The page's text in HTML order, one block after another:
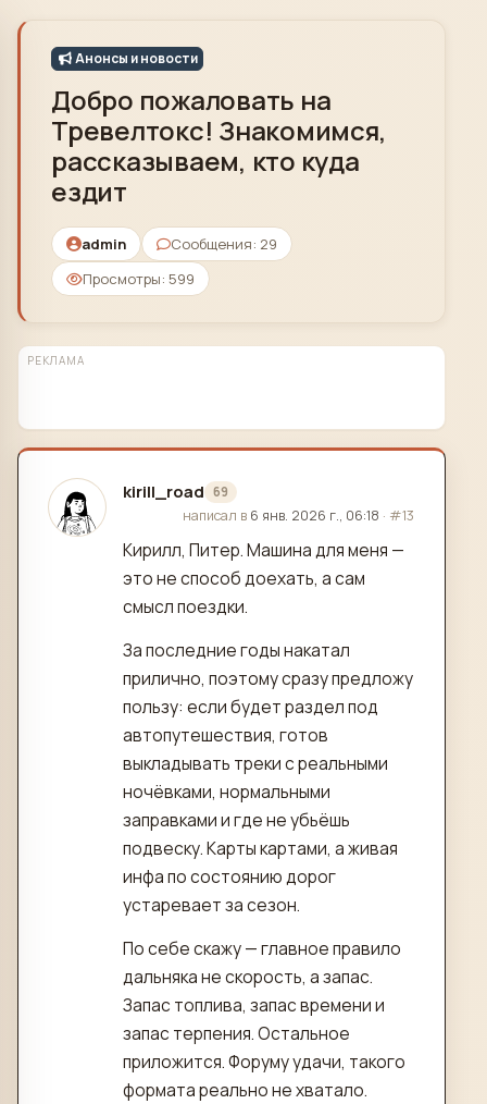
Анонсы и новости
Добро пожаловать на
Тревелтокс! Знакомимся,
рассказываем, кто куда
ездит
admin
Сообщения: 29
Просмотры: 599
РЕКЛАМА
kirill_road 69
отредактировано
написал в 6 янв. 2026 г., 06:18 · #13
Кирилл, Питер. Машина для меня —
это не способ доехать, а сам
смысл поездки.
За последние годы накатал
прилично, поэтому сразу предложу
пользу: если будет раздел под
автопутешествия, готов
выкладывать треки с реальными
ночёвками, нормальными
заправками и где не убьёшь
подвеску. Карты картами, а живая
инфа по состоянию дорог
устаревает за сезон.
По себе скажу — главное правило
дальняка не скорость, а запас.
Запас топлива, запас времени и
запас терпения. Остальное
приложится. Форуму удачи, такого
формата реально не хватало.